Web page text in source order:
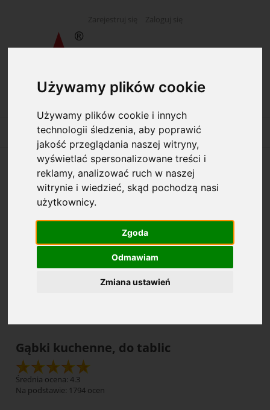
Używamy plików cookie
Używamy plików cookie i innych
technologii śledzenia, aby poprawić
jakość przeglądania naszej witryny,
wyświetlać spersonalizowane treści i
reklamy, analizować ruch w naszej
witrynie i wiedzieć, skąd pochodzą nasi
użytkownicy.
Zgoda
Odmawiam
Zmiana ustawień
Opcje przeglądania
Kategorie: Gąbki
Dostępność: (wybierz)
Gąbki kuchenne, do tablic
Średnia ocena: 4.3
Na podstawie: 1794 ocen